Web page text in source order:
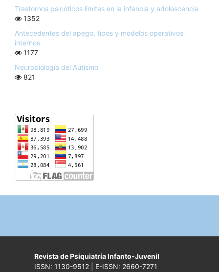
Trastornos psicóticos límites en la infancia y adolescencia
1352
Antecedentes del apego, tipos y modelos operativos
internos
1177
Neurobiología del Autismo
821
Revista de Psiquiatría Infanto-Juvenil
ISSN: 1130-9512 | E-ISSN: 2660-7271